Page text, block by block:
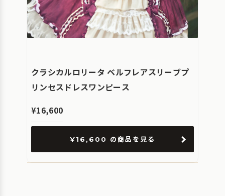
クラシカルロリータ ベルフレアスリーブプ
リンセスドレスワンピース
¥16,600
¥16,600 の商品を見る